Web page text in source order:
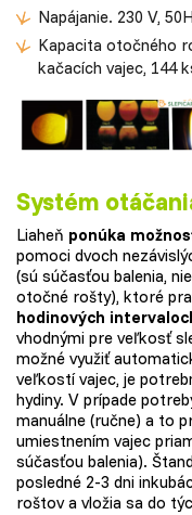
Napájanie. 230 V,
Kapacita otočného
kačacích vajec, 144
Systém
Liaheň ponúka
pomoci dvoch
(sú súčasťou balenia,
otočné rošty), ktoré
hodinových
vhodnými pre veľkosť
možné využiť
veľkostí vajec, je
hydiny. V prípade
manuálne (ručne) a to
umiestnením vajec
súčasťou balenia).
posledné 2-3 dni
roštov a vložia sa do